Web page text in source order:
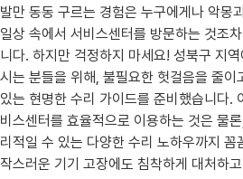
발만 동동 구르는 경험은 누구에게나 악몽
일상 속에서 서비스센터를 방문하는 것조
니다. 하지만 걱정하지 마세요! 성북구 지
시는 분들을 위해, 불필요한 헛걸음을 줄이
있는 현명한 수리 가이드를 준비했습니다.
비스센터를 효율적으로 이용하는 것은 물
리적일 수 있는 다양한 수리 노하우까지
작스러운 기기 고장에도 침착하게 대처하